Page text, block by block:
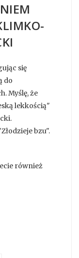
się
do
Myślę, że
lekkością"
bzu".
również